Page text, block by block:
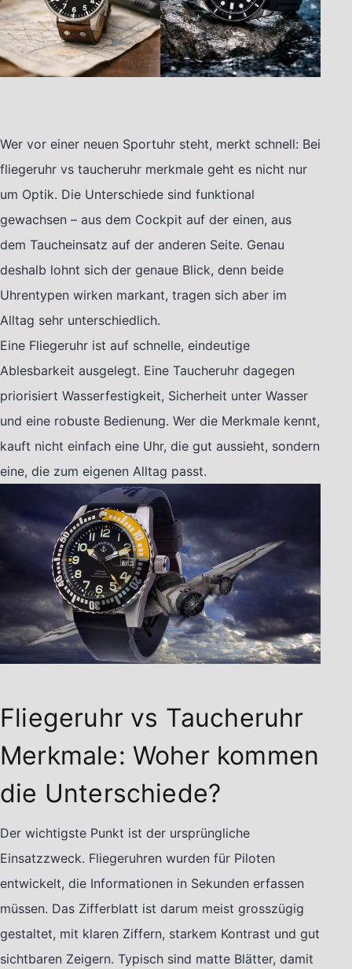
Wer vor einer neuen Sportuhr steht, merkt schnell: Bei
fliegeruhr vs taucheruhr merkmale geht es nicht nur
um Optik. Die Unterschiede sind funktional
gewachsen – aus dem Cockpit auf der einen, aus
dem Taucheinsatz auf der anderen Seite. Genau
deshalb lohnt sich der genaue Blick, denn beide
Uhrentypen wirken markant, tragen sich aber im
Alltag sehr unterschiedlich.
Eine Fliegeruhr ist auf schnelle, eindeutige
Ablesbarkeit ausgelegt. Eine Taucheruhr dagegen
priorisiert Wasserfestigkeit, Sicherheit unter Wasser
und eine robuste Bedienung. Wer die Merkmale kennt,
kauft nicht einfach eine Uhr, die gut aussieht, sondern
eine, die zum eigenen Alltag passt.
Fliegeruhr vs Taucheruhr
Merkmale: Woher kommen
die Unterschiede?
Der wichtigste Punkt ist der ursprüngliche
Einsatzzweck. Fliegeruhren wurden für Piloten
entwickelt, die Informationen in Sekunden erfassen
müssen. Das Zifferblatt ist darum meist grosszügig
gestaltet, mit klaren Ziffern, starkem Kontrast und gut
sichtbaren Zeigern. Typisch sind matte Blätter, damit